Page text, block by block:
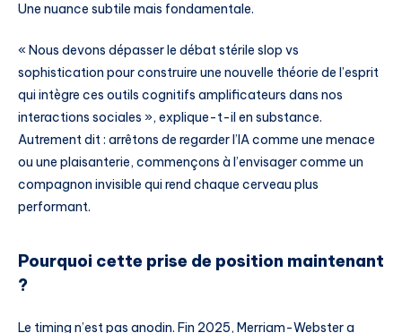
Une nuance subtile mais fondamentale.
« Nous devons dépasser le débat stérile slop vs
sophistication pour construire une nouvelle théorie de l’esprit
qui intègre ces outils cognitifs amplificateurs dans nos
interactions sociales », explique-t-il en substance.
Autrement dit : arrêtons de regarder l’IA comme une menace
ou une plaisanterie, commençons à l’envisager comme un
compagnon invisible qui rend chaque cerveau plus
performant.
Pourquoi cette prise de position maintenant
?
Le timing n’est pas anodin. Fin 2025, Merriam-Webster a